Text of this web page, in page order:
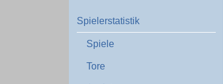
Spielerstatistik
Spiele
Tore